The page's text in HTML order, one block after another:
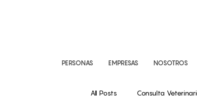
PERSONAS EMPRESAS NOSOTROS
All Posts Consulta